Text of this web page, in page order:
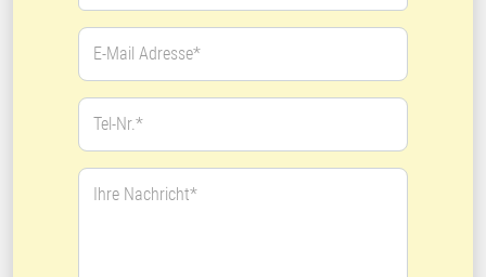
E-Mail Adresse*
Tel-Nr.*
Ihre Nachricht*